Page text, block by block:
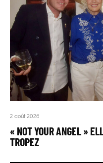
2 août 2026
« NOT YOUR ANGEL »
TROPEZ